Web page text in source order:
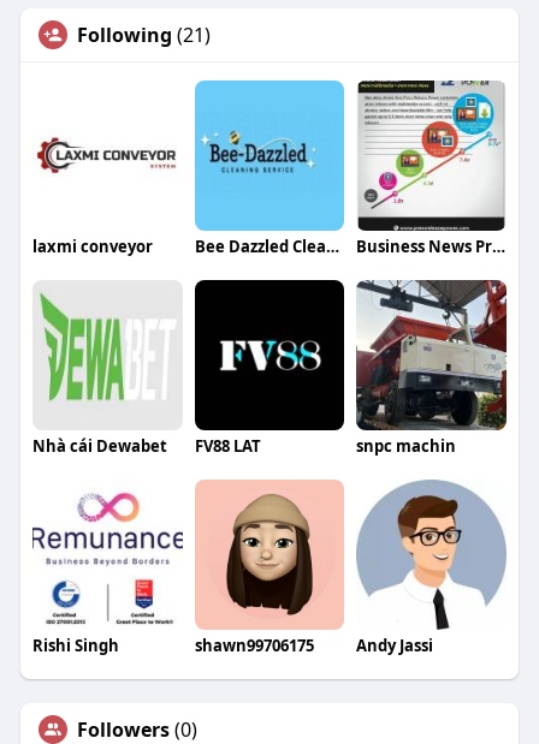
Following (21)
laxmi conveyor Bee Dazzled Cleaning Service Business News Press Releases
Nhà cái Dewabet FV88 LAT snpc machin
Rishi Singh shawn99706175 Andy Jassi
Followers(0)